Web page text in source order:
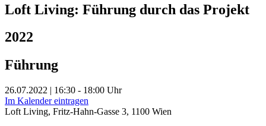
Loft Living: Führung durch das Projekt
2022
Führung
26.07.2022 | 16:30 - 18:00 Uhr
Im Kalender eintragen
Loft Living, Fritz-Hahn-Gasse 3, 1100 Wien